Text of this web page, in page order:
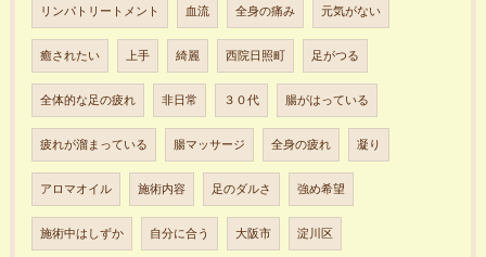
リンパトリートメント 血流 全身の痛み 元気がない
癒されたい 上手 綺麗 西院日照町 足がつる
全体的な足の疲れ 非日常 ３０代 腸がはっている
疲れが溜まっている 腸マッサージ 全身の疲れ 凝り
アロマオイル 施術内容 足のダルさ 強め希望
施術中はしずか 自分に合う 大阪市 淀川区